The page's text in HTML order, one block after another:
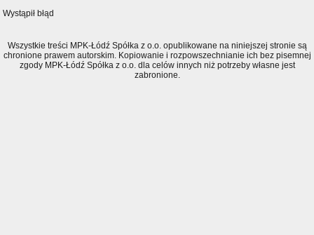
Wystąpił błąd
Wszystkie treści MPK-Łódź Spółka z o.o. opublikowane na niniejszej stronie są
chronione prawem autorskim. Kopiowanie i rozpowszechnianie ich bez pisemnej
zgody MPK-Łódź Spółka z o.o. dla celów innych niż potrzeby własne jest
zabronione.